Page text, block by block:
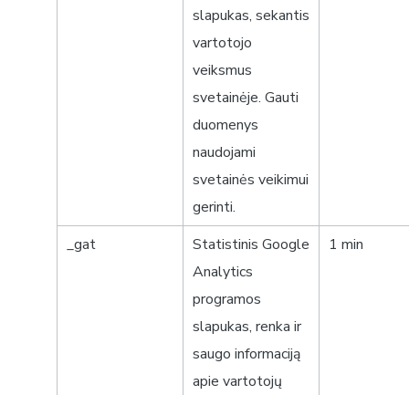
slapukas, sekantis
vartotojo
veiksmus
svetainėje. Gauti
duomenys
naudojami
svetainės veikimui
gerinti.
_gat StatistinisGoogle
Analytics
programos
slapukas, renka ir
saugo informaciją
apie vartotojų
1 min